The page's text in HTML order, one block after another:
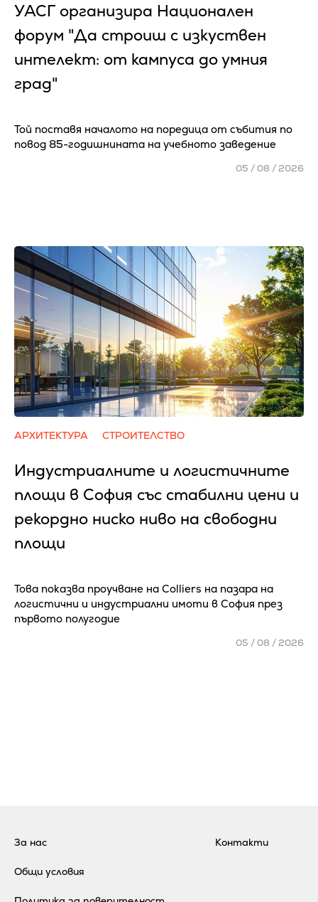
УАСГ организира Национален
форум "Да строиш с изкуствен
интелект: от кампуса до умния
град"
Той поставя началото на поредица от събития по
повод 85-годишнината на учебното заведение
05 / 08 / 2026
АРХИТЕКТУРА СТРОИТЕЛСТВО
Индустриалните и логистичните
площи в София със стабилни цени и
рекордно ниско ниво на свободни
площи
Това показва проучване на Colliers на пазара на
логистични и индустриални имоти в София през
първото полугодие
05 / 08 / 2026
За нас
Общи условия
Контакти